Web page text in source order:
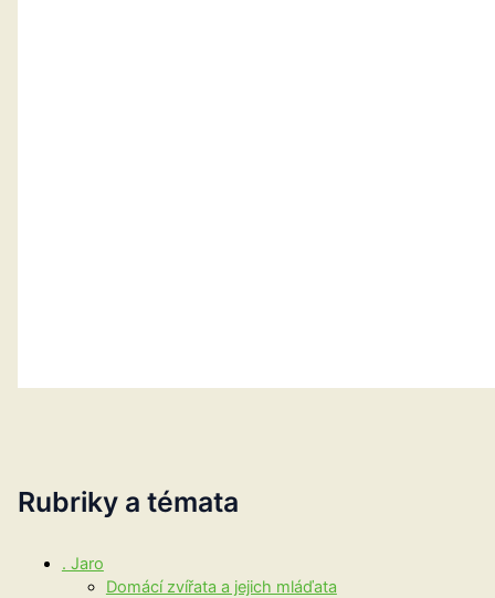
Rubriky a témata
. Jaro
Domácí zvířata a jejich mláďata